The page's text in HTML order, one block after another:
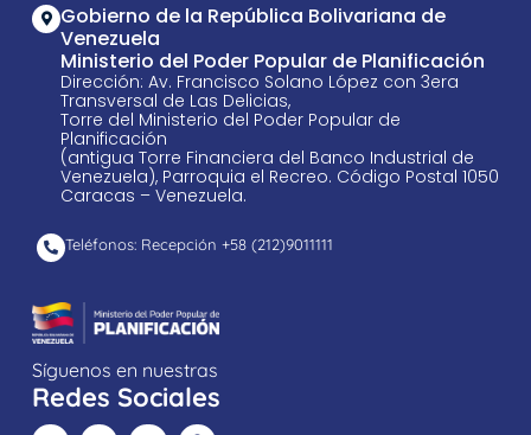
Gobierno de la República Bolivariana de
Venezuela
Ministerio del Poder Popular de Planificación
Dirección: Av. Francisco Solano López con 3era
Transversal de Las Delicias,
Torre del Ministerio del Poder Popular de
Planificación
(antigua Torre Financiera del Banco Industrial de
Venezuela), Parroquia el Recreo. Código Postal 1050
Caracas – Venezuela.
Teléfonos: Recepción +58 ​(212)9011111
Síguenos en nuestras
Redes Sociales